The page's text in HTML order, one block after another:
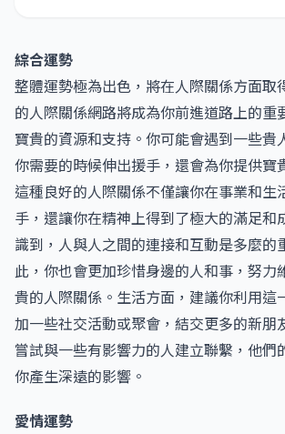
綜合運勢
整體運勢極為出色，將在人際關係方面取
的人際關係網路將成為你前進道路上的重
寶貴的資源和支持。你可能會遇到一些貴
你需要的時候伸出援手，還會為你提供寶
這種良好的人際關係不僅讓你在事業和生
手，還讓你在精神上得到了極大的滿足和
識到，人與人之間的連接和互動是多麼的
此，你也會更加珍惜身邊的人和事，努力
貴的人際關係。生活方面，建議你利用這
加一些社交活動或聚會，結交更多的新朋
嘗試與一些有影響力的人建立聯繫，他們
你產生深遠的影響。
愛情運勢